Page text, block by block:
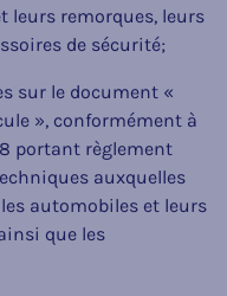
leurs remorques, leurs
de sécurité;
sur le document «
», conformément à
portant règlement
auxquelles
automobiles et leurs
que les